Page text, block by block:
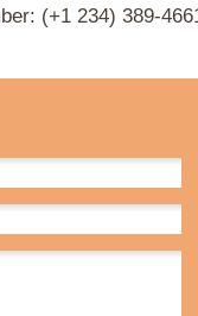
(‪+1 234) 389-